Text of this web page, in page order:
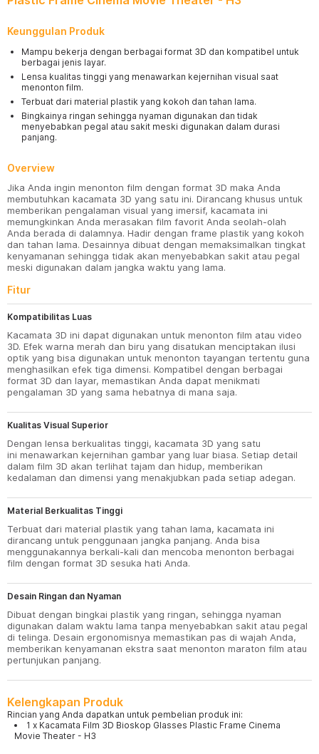
Keunggulan Produk
Mampu bekerja dengan berbagai format 3D dan kompatibel untuk
berbagai jenis layar.
Lensa kualitas tinggi yang menawarkan kejernihan visual saat
menonton film.
Terbuat dari material plastik yang kokoh dan tahan lama.
Bingkainya ringan sehingga nyaman digunakan dan tidak
menyebabkan pegal atau sakit meski digunakan dalam durasi
panjang.
Overview
Jika Anda ingin menonton film dengan format 3D maka Anda
membutuhkan kacamata 3D yang satu ini. Dirancang khusus untuk
memberikan pengalaman visual yang imersif, kacamata ini
memungkinkan Anda merasakan film favorit Anda seolah-olah
Anda berada di dalamnya. Hadir dengan frame plastik yang kokoh
dan tahan lama. Desainnya dibuat dengan memaksimalkan tingkat
kenyamanan sehingga tidak akan menyebabkan sakit atau pegal
meski digunakan dalam jangka waktu yang lama.
Fitur
Kompatibilitas Luas
Kacamata 3D ini dapat digunakan untuk menonton film atau video
3D. Efek warna merah dan biru yang disatukan menciptakan ilusi
optik yang bisa digunakan untuk menonton tayangan tertentu guna
menghasilkan efek tiga dimensi. Kompatibel dengan berbagai
format 3D dan layar, memastikan Anda dapat menikmati
pengalaman 3D yang sama hebatnya di mana saja.
Kualitas Visual Superior
Dengan lensa berkualitas tinggi, kacamata 3D yang satu
ini menawarkan kejernihan gambar yang luar biasa. Setiap detail
dalam film 3D akan terlihat tajam dan hidup, memberikan
kedalaman dan dimensi yang menakjubkan pada setiap adegan.
Material Berkualitas Tinggi
Terbuat dari material plastik yang tahan lama, kacamata ini
dirancang untuk penggunaan jangka panjang. Anda bisa
menggunakannya berkali-kali dan mencoba menonton berbagai
film dengan format 3D sesuka hati Anda.
Desain Ringan dan Nyaman
Dibuat dengan bingkai plastik yang ringan, sehingga nyaman
digunakan dalam waktu lama tanpa menyebabkan sakit atau pegal
di telinga. Desain ergonomisnya memastikan pas di wajah Anda,
memberikan kenyamanan ekstra saat menonton maraton film atau
pertunjukan panjang.
Kelengkapan Produk
Rincian yang Anda dapatkan untuk pembelian produk ini:
1 x Kacamata Film 3D Bioskop Glasses Plastic Frame Cinema
Movie Theater - H3